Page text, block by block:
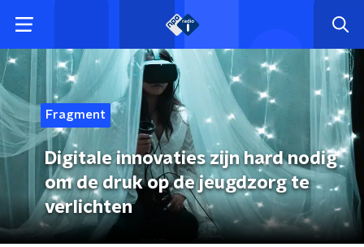
Fragment
Digitale innovaties zijn hard nodig
om de druk op de jeugdzorg te
verlichten